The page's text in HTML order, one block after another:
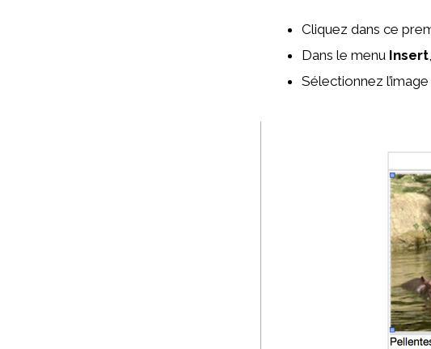
Cliquez dans ce
Dans le menu Insert
Sélectionnez